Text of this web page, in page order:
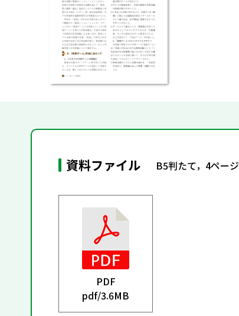
資料ファイル B5判たて，4ページ
PDF
pdf/3.6MB